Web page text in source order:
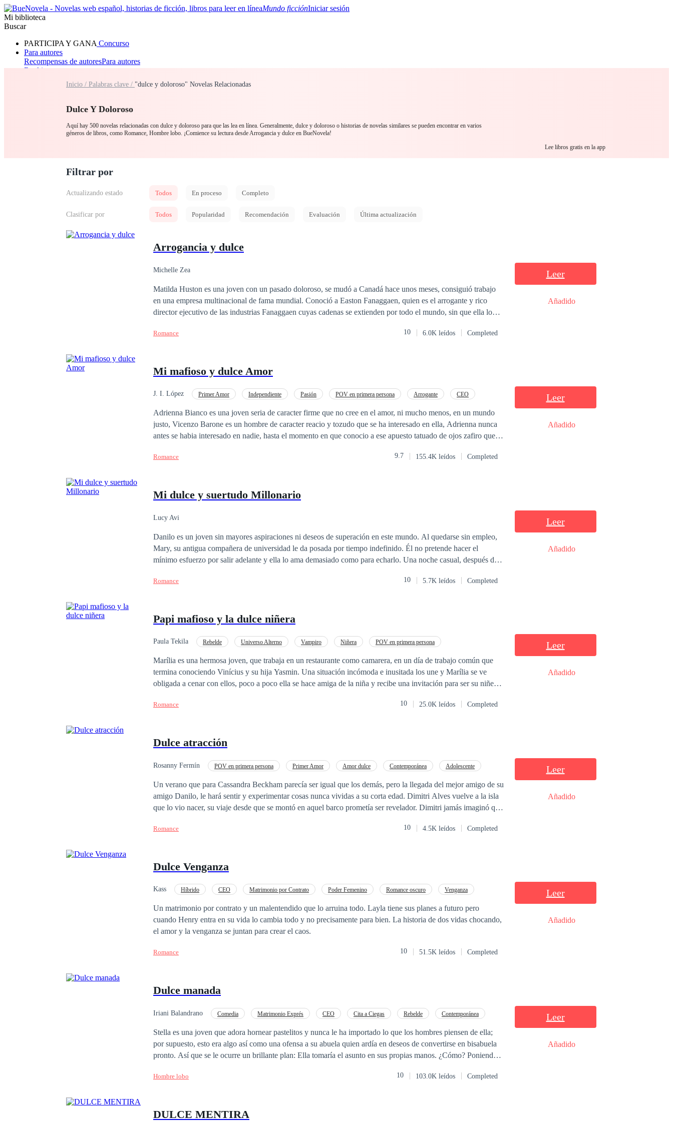
Mundo ficciónIniciar sesión
Mi biblioteca
Buscar
PARTICIPA Y GANA Concurso
Para autores
Recompensas de autoresPara autores
Ranking
RomanceHombre loboMafia
Inicio / Palabras clave / "dulce y doloroso" Novelas Relacionadas
Dulce Y Doloroso
Aquí hay 500 novelas relacionadas con dulce y doloroso para que las lea en línea. Generalmente, dulce y doloroso o historias de novelas similares se pueden encontrar en varios
géneros de libros, como Romance, Hombre lobo. ¡Comience su lectura desde Arrogancia y dulce en BueNovela!
Lee libros gratis en la app
Filtrar por
Actualizando estado Todos En proceso Completo
Clasificar por Todos Popularidad Recomendación Evaluación Última actualización
Arrogancia y dulce
Michelle Zea
Matilda Huston es una joven con un pasado doloroso, se mudó a Canadá hace unos meses, consiguió trabajo
en una empresa multinacional de fama mundial. Conoció a Easton Fanaggaen, quien es el arrogante y rico
director ejecutivo de las industrias Fanaggaen cuyas cadenas se extienden por todo el mundo, sin que ella lo
que sus padres han incriminado. para él. Más tarde ella se entera de su secreto que la sacude. ¿Se enamorará
Romance 10 6.0K leídos Completed
Leer
Añadido
Mi mafioso y dulce Amor
J. I. López Primer Amor Independiente Pasión POV en primera persona Arrogante
CEO
Adrienna Bianco es una joven seria de caracter firme que no cree en el amor, ni mucho menos, en un mundo
justo, Vicenzo Barone es un hombre de caracter reacio y tozudo que se ha interesado en ella, Adrienna nunca
antes se habia interesado en nadie, hasta el momento en que conocio a ese apuesto tatuado de ojos zafiro que le
sueños a su lado, un conflicto, un trio amoroso, y un camino de pasion desenfrenada a recorrer.
Romance 9.7 155.4K leídos Completed
Leer
Añadido
Mi dulce y suertudo Millonario
Lucy Avi
Danilo es un joven sin mayores aspiraciones ni deseos de superación en este mundo. Al quedarse sin empleo,
Mary, su antigua compañera de universidad le da posada por tiempo indefinido. Él no pretende hacer el
mínimo esfuerzo por salir adelante y ella lo ama demasiado como para echarlo. Una noche casual, después de
un agente de bienes raíces desconocido llamado Avery, llevándole en papel la prueba de que ha heredado una
don nadie a ser el tipo más respetado y acaudalado del barrio, o esa es la idea que él tiene.
Romance 10 5.7K leídos Completed
Leer
Añadido
Papi mafioso y la dulce niñera
Paula Tekila Rebelde Universo Alterno Vampiro Niñera
POV en primera persona
Marília es una hermosa joven, que trabaja en un restaurante como camarera, en un día de trabajo común que
termina conociendo Vinícius y su hija Yasmin. Una situación incómoda e inusitada los une y Marília se ve
obligada a cenar con ellos, poco a poco ella se hace amiga de la niña y recibe una invitación para ser su niñera.
une de una manera trágica, venga a descubrir que el amor puede ser leve… incluso naciendo entre armas de
Romance 10 25.0K leídos Completed
Leer
Añadido
Dulce atracción
Rosanny Fermín POV en primera persona Primer Amor Amor dulce Contemporánea
Adolescente
Un verano que para Cassandra Beckham parecía ser igual que los demás, pero la llegada del mejor amigo de su
amigo Danilo, le hará sentir y experimentar cosas nunca vividas a su corta edad. Dimitri Alves vuelve a la isla
que lo vio nacer, su viaje desde que se montó en aquel barco prometía ser revelador. Dimitri jamás imaginó que
en una historia de amor dulce entre Cassie y Dimitri
Romance 10 4.5K leídos Completed
Leer
Añadido
Dulce Venganza
Kass Híbrido CEO Matrimonio por Contrato Poder Femenino Romance oscuro
Venganza
Un matrimonio por contrato y un malentendido que lo arruina todo. Layla tiene sus planes a futuro pero
cuando Henry entra en su vida lo cambia todo y no precisamente para bien. La historia de dos vidas chocando,
el amor y la venganza se juntan para crear el caos.
Romance 10 51.5K leídos Completed
Leer
Añadido
Dulce manada
Iriani Balandrano Comedia Matrimonio Exprés CEO Cita a Ciegas Rebelde
Contemporánea
Stella es una joven que adora hornear pastelitos y nunca le ha importado lo que los hombres piensen de ella;
por supuesto, esto era algo así como una ofensa a su abuela quien ardía en deseos de convertirse en bisabuela
pronto. Así que se le ocurre un brillante plan: Ella tomaría el asunto en sus propias manos. ¿Cómo? Poniendo
anuncio en el periódico local. Como el Alfa de la manada más grande del país, se encontraba en un punto de su
rebelión y que otras mandas quisieran quitarle su territorio, le pareció en ese momento de confusión alcohólica
Hombre lobo 10 103.0K leídos Completed
Leer
Añadido
DULCE MENTIRA